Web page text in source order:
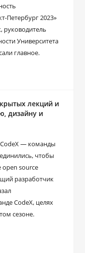
Петербург 2023»
руководитель
Университета
главное.
лекций и
дизайну и
— команды
чтобы
open source
разработчик
CodeX, целях
сезоне.